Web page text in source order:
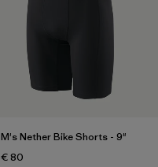
M's Nether Bike Shorts - 9"
€ 80